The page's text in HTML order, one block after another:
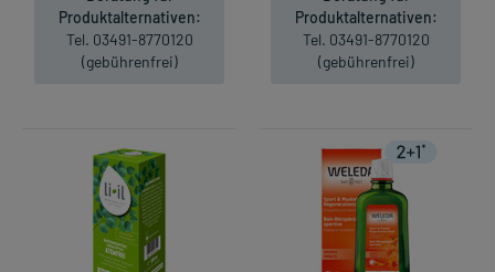
Produktalternativen:
Tel. 03491-8770120
(gebührenfrei)
Produktalternativen:
Tel. 03491-8770120
(gebührenfrei)